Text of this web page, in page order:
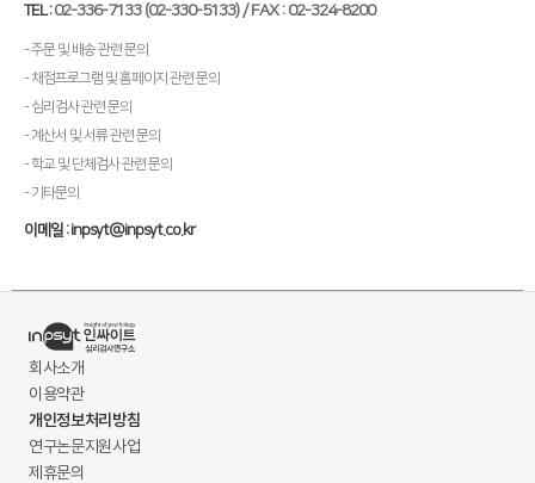
TEL :02-336-7133 (02-330-5133) / FAX : 02-324-8200
- 주문 및 배송 관련 문의
- 채점프로그램 및 홈페이지 관련 문의
- 심리검사 관련 문의
- 계산서 및 서류 관련 문의
- 학교 및 단체검사 관련 문의
- 기타문의
이메일 : inpsyt@inpsyt.co.kr
회사소개
이용약관
개인정보처리방침
연구논문지원사업
제휴문의